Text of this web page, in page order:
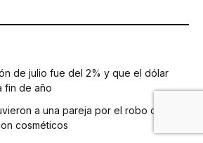
de julio fue del 2% y que el dólar
fin de año
a una pareja por el robo de una
cosméticos